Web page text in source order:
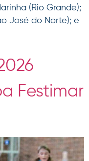
(Rio Grande);
José do Norte); e
Festimar